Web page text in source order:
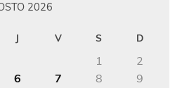
2026
J V S D
1
2
6 7 8
9